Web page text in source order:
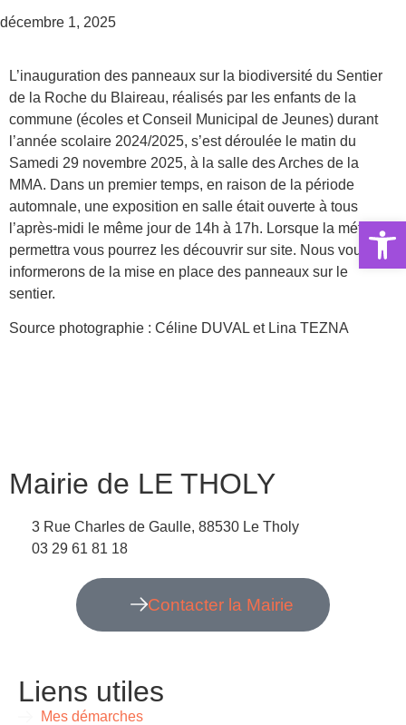
décembre 1, 2025
L’inauguration des panneaux sur la biodiversité du Sentier
de la Roche du Blaireau, réalisés par les enfants de la
commune (écoles et Conseil Municipal de Jeunes) durant
l’année scolaire 2024/2025, s’est déroulée le matin du
Samedi 29 novembre 2025, à la salle des Arches de la
MMA. Dans un premier temps, en raison de la période
automnale, une exposition en salle était ouverte à tous
l’après-midi le même jour de 14h à 17h. Lorsque la météo le
permettra vous pourrez les découvrir sur site. Nous vous
informerons de la mise en place des panneaux sur le
sentier.
Source photographie : Céline DUVAL et Lina TEZNA
Mairie de LE THOLY
3 Rue Charles de Gaulle, 88530 Le Tholy
03 29 61 81 18
Contacter la Mairie
Liens utiles
Mes démarches
Ouvrir